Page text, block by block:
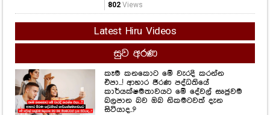
802Views
Latest Hiru Videos
සුව අරණ
කෑම කනකොට මේ වැරදි කරන්න
එපා...! ආහාර ජීරණ පද්ධතියේ
කාර්යක්ෂමතාවයට මේ දේවල් සෘජුවම
බලපාන බව ඔබ නිකමටවත් දැන
සිටියාද..?